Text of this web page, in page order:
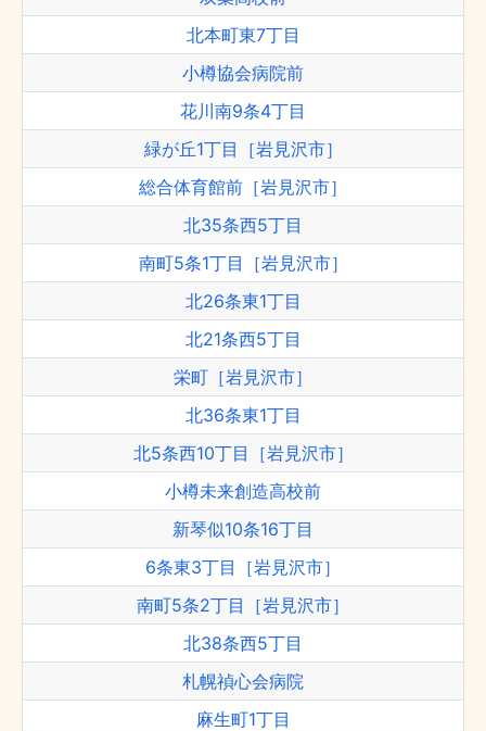
北本町東7丁目
小樽協会病院前
花川南9条4丁目
緑が丘1丁目［岩見沢市］
総合体育館前［岩見沢市］
北35条西5丁目
南町5条1丁目［岩見沢市］
北26条東1丁目
北21条西5丁目
栄町［岩見沢市］
北36条東1丁目
北5条西10丁目［岩見沢市］
小樽未来創造高校前
新琴似10条16丁目
6条東3丁目［岩見沢市］
南町5条2丁目［岩見沢市］
北38条西5丁目
札幌禎心会病院
麻生町1丁目